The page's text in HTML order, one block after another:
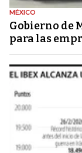
MÉXICO
Gobierno de
para las